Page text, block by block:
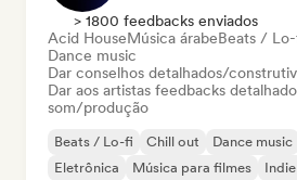
> 1800 feedbacks enviados
Acid HouseMúsica árabeBeats /
Dance music
Dar conselhos detalhados/
Dar aos artistas feedbacks
som/produção
Beats / Lo-fi Chill out Dance music
Eletrônica
Música para filmes